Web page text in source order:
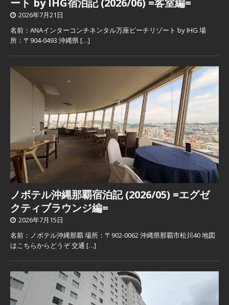
2026年7月21日
名前：ANAインターコンチネンタル万座ビーチリゾート by IHG 場
所：〒904-0493 沖縄県[…]
ノボテル沖縄那覇宿泊記 (2026/05) =エグゼ
クティブラウンジ編=
2026年7月15日
名前：ノボテル沖縄那覇 場所：〒902-0062 沖縄県那覇市松川40 地図
はこちらからどうぞ 交通 […]